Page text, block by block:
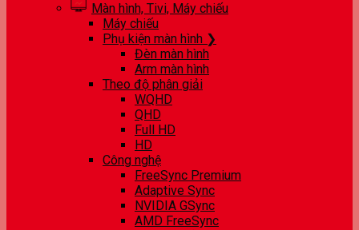
Màn hình, Tivi, Máy chiếu
Máy chiếu
Phụ kiện màn hình ❯
Đèn màn hình
Arm màn hình
Theo độ phân giải
WQHD
QHD
Full HD
HD
Công nghệ
FreeSync Premium
Adaptive Sync
NVIDIA GSync
AMD FreeSync